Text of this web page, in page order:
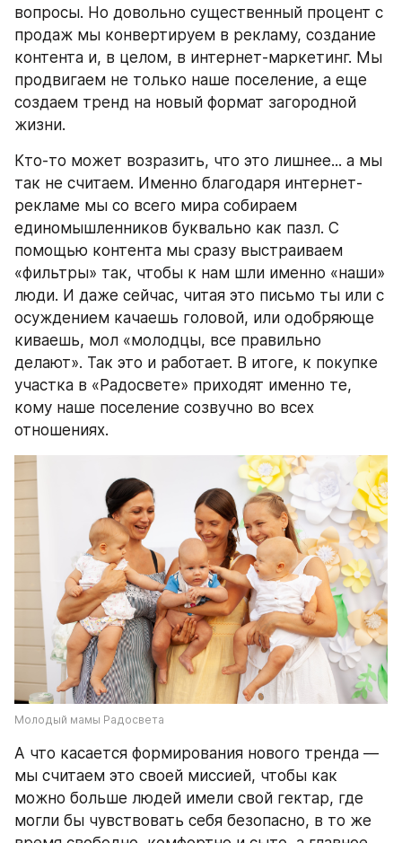
вопросы. Но довольно существенный процент с
продаж мы конвертируем в рекламу, создание
контента и, в целом, в интернет-маркетинг. Мы
продвигаем не только наше поселение, а еще
создаем тренд на новый формат загородной
жизни.
Кто-то может возразить, что это лишнее... а мы
так не считаем. Именно благодаря интернет-
рекламе мы со всего мира собираем
единомышленников буквально как пазл. С
помощью контента мы сразу выстраиваем
«фильтры» так, чтобы к нам шли именно «наши»
люди. И даже сейчас, читая это письмо ты или с
осуждением качаешь головой, или одобряюще
киваешь, мол «молодцы, все правильно
делают». Так это и работает. В итоге, к покупке
участка в «Радосвете» приходят именно те,
кому наше поселение созвучно во всех
отношениях.
Молодый мамы Радосвета
А что касается формирования нового тренда —
мы считаем это своей миссией, чтобы как
можно больше людей имели свой гектар, где
могли бы чувствовать себя безопасно, в то же